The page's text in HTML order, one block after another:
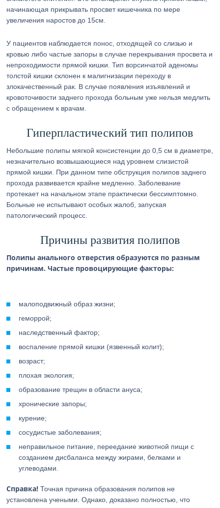
начинающая прикрывать просвет кишечника по мере
увеличения наростов до 15см.
У пациентов наблюдается понос, отходящей со слизью и
кровью либо частые запоры в случае перекрывания просвета и
непроходимости прямой кишки. Тип ворсинчатой аденомы
толстой кишки склонен к малигнизации переходу в
злокачественный рак. В случае появления изъявлений и
кровоточивости заднего прохода больным уже нельзя медлить
с обращением к врачам.
Гиперпластический тип полипов
Небольшие полипы мягкой консистенции до 0,5 см в диаметре,
незначительно возвышающиеся над уровнем слизистой
прямой кишки. При данном типе обструкция полипов заднего
прохода развивается крайне медленно. Заболевание
протекает на начальном этапе практически бессимптомно.
Больные не испытывают особых жалоб, запуская
патологический процесс.
Причины развития полипов
Полипы анального отверстия образуются по разным
причинам. Частые провоцирующие факторы:
малоподвижный образ жизни;
геморрой;
наследственный фактор;
воспаление прямой кишки (язвенный колит);
возраст;
плохая экология;
образование трещин в области ануса;
хронические запоры;
курение;
сосудистые заболевания;
неправильное питание, переедание животной пищи с
созданием дисбаланса между жирами, белками и
углеводами.
Справка! Точная причина образования полипов не
установлена учеными. Однако, доказано полностью, что